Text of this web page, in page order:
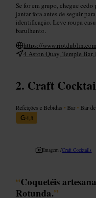
Se for em grupo, chegue
jantar fora antes de seguir
identificação. Leve roupa
barulhento.
https://
4 Aston Quay, Temple
Craft
Refeições e Bebidas • Bar • Bar
4,8
Imagem /Craft Cocktails
“Coquetéis
Rotunda.”